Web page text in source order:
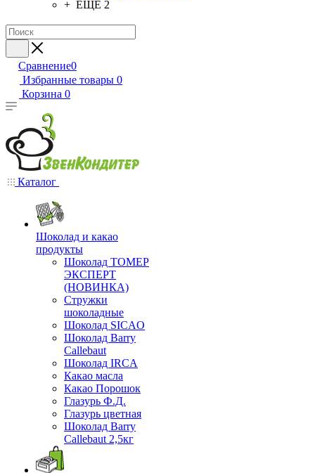
+ ЕЩЕ 2
Сравнение0
Избранные товары 0
Корзина 0
Каталог
Шоколад и какао
продукты
Шоколад ТОМЕР
ЭКСПЕРТ
(НОВИНКА)
Стружки
шоколадные
Шоколад SICAO
Шоколад Barry
Callebaut
Шоколад IRCA
Какао масла
Какао Порошок
Глазурь Ф.Д.
Глазурь цветная
Шоколад Barry
Callebaut 2,5кг